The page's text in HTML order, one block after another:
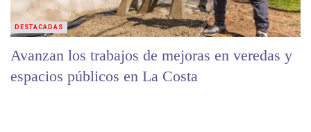
Avanzan los trabajos de mejoras en veredas y
espacios públicos en La Costa
DESTACADAS